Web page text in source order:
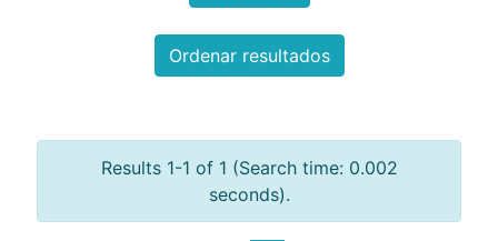
Ordenar resultados
Results 1-1 of 1 (Search time: 0.002
seconds).